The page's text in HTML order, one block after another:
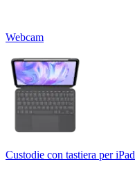
Webcam
Custodie con tastiera per iPad